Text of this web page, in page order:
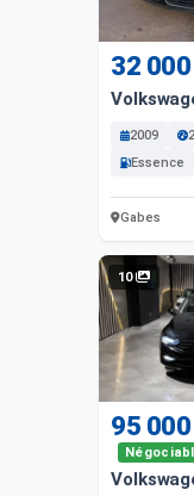
32 000
2009
Essence
Gabes
10
95 000